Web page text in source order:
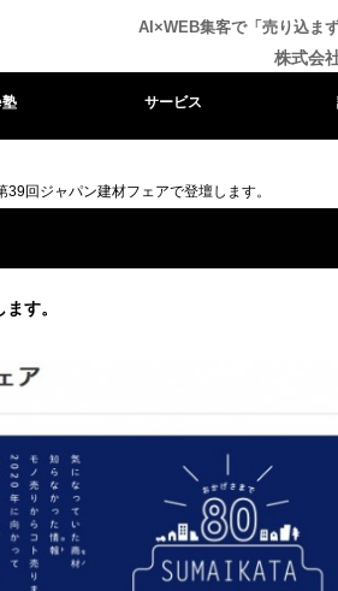
AI×WEB集客で「売り込ま
株式会
塾 サービス
39回ジャパン建材フェアで登壇します。
す。